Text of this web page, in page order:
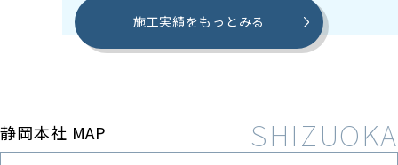
施工実績をもっとみる
静岡本社 MAP